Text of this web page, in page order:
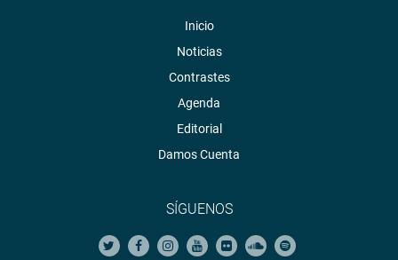
Inicio
Noticias
Contrastes
Agenda
Editorial
Damos Cuenta
SÍGUENOS